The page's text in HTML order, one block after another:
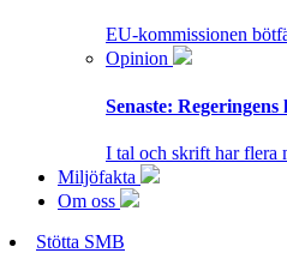
EU-kommissionen
Opinion
Senaste:
I tal och skrift har flera
Miljöfakta
Om oss
Stötta SMB